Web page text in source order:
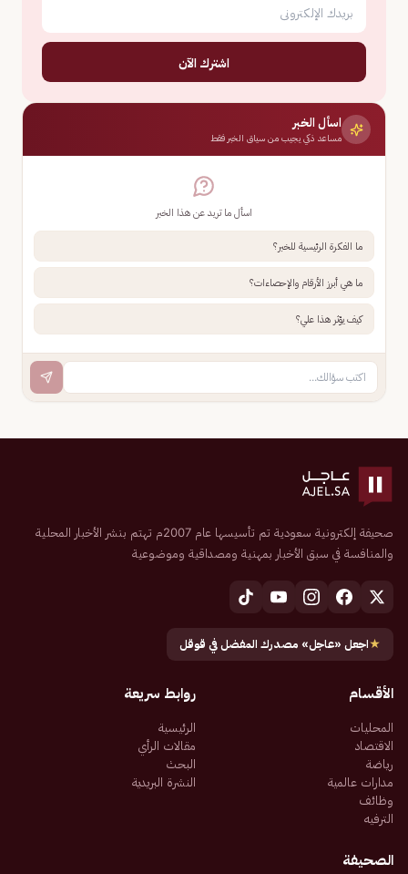
اشترك الآن
اسأل الخبر
مساعد ذكي يجيب من سياق الخبر فقط
اسأل ما تريد عن هذا الخبر
ما الفكرة الرئيسية للخبر؟
ما هي أبرز الأرقام والإحصاءات؟
كيف يؤثر هذا علي؟
صحيفة إلكترونية سعودية تم تأسيسها عام 2007م تهتم بنشر الأخبار المحلية
والمنافسة في سبق الأخبار بمهنية ومصداقية وموضوعية
★اجعل «عاجل» مصدرك المفضل في قوقل
الأقسام
المحليات
الاقتصاد
رياضة
مدارات عالمية
وظائف
الترفيه
روابط سريعة
الرئيسية
مقالات الرأي
البحث
النشرة البريدية
الصحيفة